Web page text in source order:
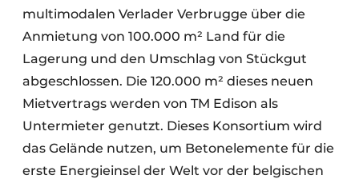
multimodalen Verlader Verbrugge über die
Anmietung von 100.000 m² Land für die
Lagerung und den Umschlag von Stückgut
abgeschlossen. Die 120.000 m² dieses neuen
Mietvertrags werden von TM Edison als
Untermieter genutzt. Dieses Konsortium wird
das Gelände nutzen, um Betonelemente für die
erste Energieinsel der Welt vor der belgischen